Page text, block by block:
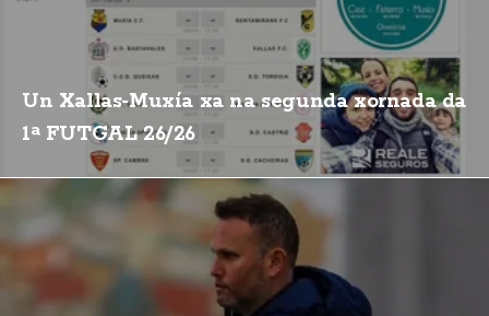
Un Xallas-Muxía xa na segunda xornada da
1ª FUTGAL 26/26